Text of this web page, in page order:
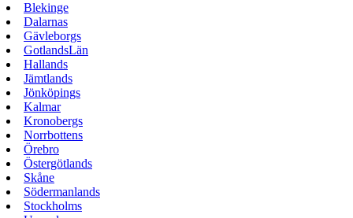
Blekinge
Dalarnas
Gävleborgs
GotlandsLän
Hallands
Jämtlands
Jönköpings
Kalmar
Kronobergs
Norrbottens
Örebro
Östergötlands
Skåne
Södermanlands
Stockholms